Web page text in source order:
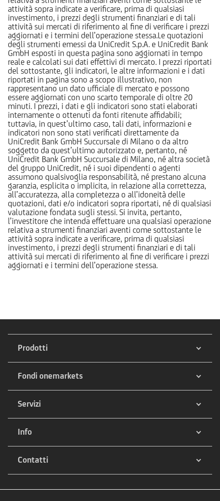
attività sopra indicate a verificare, prima di qualsiasi
investimento, i prezzi degli strumenti finanziari e di tali
attività sui mercati di riferimento al fine di verificare i prezzi
aggiornati e i termini dell’operazione stessa.Le quotazioni
degli strumenti emessi da UniCredit S.p.A. e UniCredit Bank
GmbH esposti in questa pagina sono aggiornati in tempo
reale e calcolati sui dati effettivi di mercato. I prezzi riportati
del sottostante, gli indicatori, le altre informazioni e i dati
riportati in pagina sono a scopo illustrativo, non
rappresentano un dato ufficiale di mercato e possono
essere aggiornati con uno scarto temporale di oltre 20
minuti. I prezzi, i dati e gli indicatori sono stati elaborati
internamente o ottenuti da fonti ritenute affidabili;
tuttavia, in quest’ultimo caso, tali dati, informazioni e
indicatori non sono stati verificati direttamente da
UniCredit Bank GmbH Succursale di Milano o da altro
soggetto da quest’ultimo autorizzato e, pertanto, né
UniCredit Bank GmbH Succursale di Milano, né altra società
del gruppo UniCredit, né i suoi dipendenti o agenti
assumono qualsivoglia responsabilità, né prestano alcuna
garanzia, esplicita o implicita, in relazione alla correttezza,
all’accuratezza, alla completezza o all’idoneità delle
quotazioni, dati e/o indicatori sopra riportati, né di qualsiasi
valutazione fondata sugli stessi. Si invita, pertanto,
l’investitore che intenda effettuare una qualsiasi operazione
relativa a strumenti finanziari aventi come sottostante le
attività sopra indicate a verificare, prima di qualsiasi
investimento, i prezzi degli strumenti finanziari e di tali
attività sui mercati di riferimento al fine di verificare i prezzi
aggiornati e i termini dell’operazione stessa.
Prodotti
Fondi onemarkets
Servizi
Info
Contatti